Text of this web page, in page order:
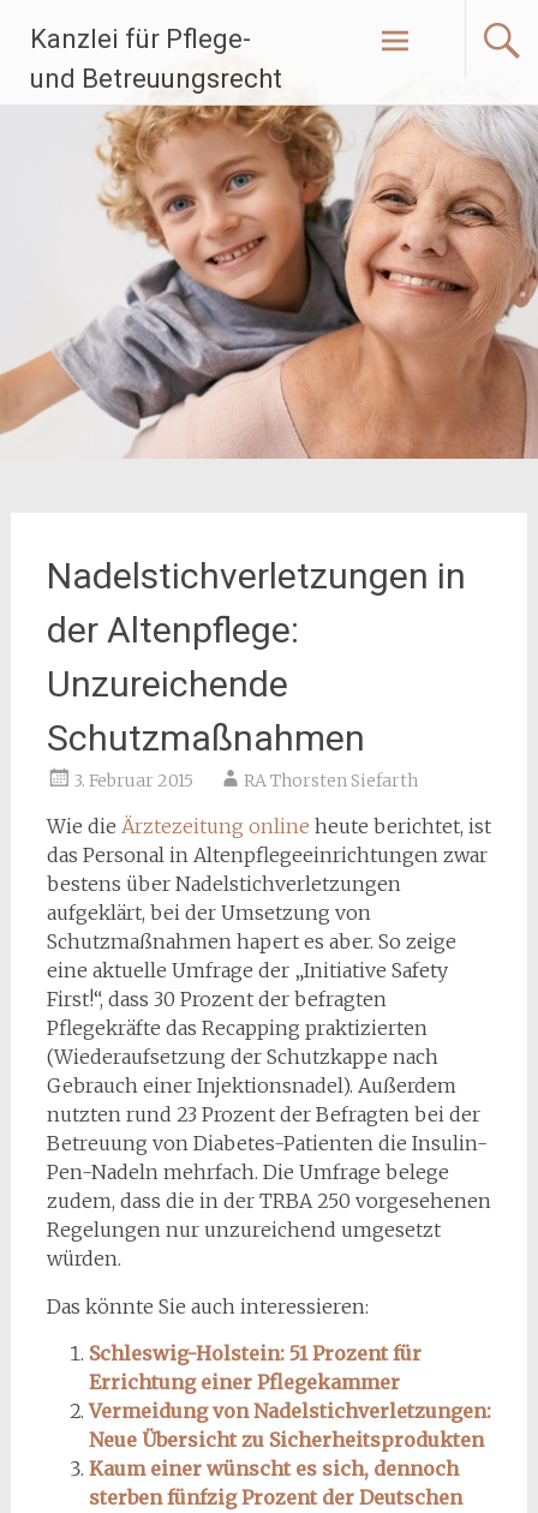
Inhalt
springen
Kanzlei für Pflege-
und Betreuungsrecht
Nadelstichverletzungen in
der Altenpflege:
Unzureichende
Schutzmaßnahmen
3. Februar 2015 RA Thorsten Siefarth
Wie die Ärztezeitung online heute berichtet, ist
das Personal in Altenpflegeeinrichtungen zwar
bestens über Nadelstichverletzungen
aufgeklärt, bei der Umsetzung von
Schutzmaßnahmen hapert es aber. So zeige
eine aktuelle Umfrage der „Initiative Safety
First!“, dass 30 Prozent der befragten
Pflegekräfte das Recapping praktizierten
(Wiederaufsetzung der Schutzkappe nach
Gebrauch einer Injektionsnadel). Außerdem
nutzten rund 23 Prozent der Befragten bei der
Betreuung von Diabetes-Patienten die Insulin-
Pen-Nadeln mehrfach. Die Umfrage belege
zudem, dass die in der TRBA 250 vorgesehenen
Regelungen nur unzureichend umgesetzt
würden.
Das könnte Sie auch interessieren:
Schleswig-Holstein: 51 Prozent für
Errichtung einer Pflegekammer
Vermeidung von Nadelstichverletzungen:
Neue Übersicht zu Sicherheitsprodukten
Kaum einer wünscht es sich, dennoch
sterben fünfzig Prozent der Deutschen